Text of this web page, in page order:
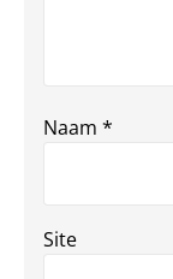
Naam *
Site